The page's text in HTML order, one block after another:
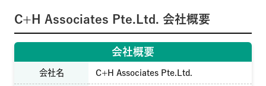
C+H Associates Pte.Ltd. 会社概要
会社概要
会社名 C+H Associates Pte.Ltd.